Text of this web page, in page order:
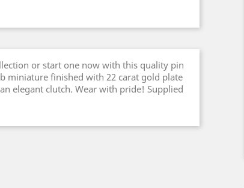
or start one now with this quality pin
miniature finished with 22 carat gold plate
elegant clutch. Wear with pride! Supplied